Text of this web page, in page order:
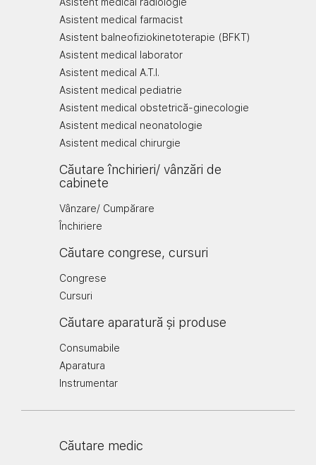
Asistent medical farmacist
Asistent balneofiziokinetoterapie (BFKT)
Asistent medical laborator
Asistent medical A.T.I.
Asistent medical pediatrie
Asistent medical obstetrică-ginecologie
Asistent medical neonatologie
Asistent medical chirurgie
Căutare închirieri/ vânzări de
cabinete
Vânzare/ Cumpărare
Închiriere
Căutare congrese, cursuri
Congrese
Cursuri
Căutare aparatură și produse
Consumabile
Aparatura
Instrumentar
Căutare medic